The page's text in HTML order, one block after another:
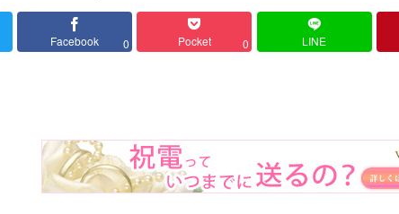
Facebook 0 Pocket 0 LINE